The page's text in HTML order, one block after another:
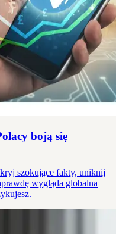
boją się
szokujące fakty, uniknij
wygląda globalna